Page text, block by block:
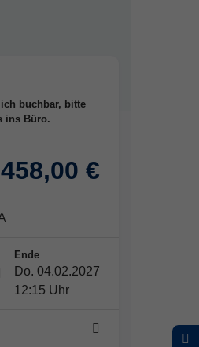
buchbar, bitte
ins Büro.
458,00 €
Ende
Do. 04.02.2027
12:15 Uhr